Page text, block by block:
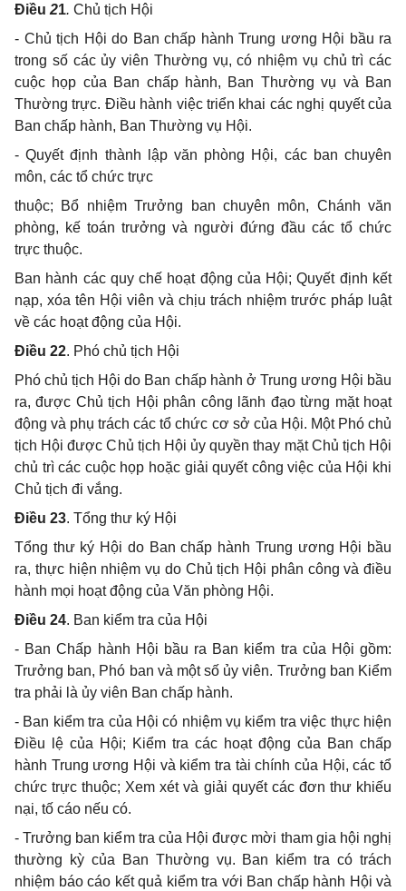
Điều 21. Chủ tịch Hội
- Chủ tịch Hội do Ban chấp hành Trung ương Hội bầu ra
trong số các ủy viên Thường vụ, có nhiệm vụ chủ trì các
cuộc họp của Ban chấp hành, Ban Thường vụ và Ban
Thường trực. Điều hành việc triển khai các nghị quyết của
Ban chấp hành, Ban Thường vụ Hội.
- Quyết định thành lập văn phòng Hội, các ban chuyên
môn, các tổ chức trực
thuộc; Bổ nhiệm Trưởng ban chuyên môn, Chánh văn
phòng, kế toán trưởng và người đứng đầu các tổ chức
trực thuộc.
Ban hành các quy chế hoạt động của Hội; Quyết định kết
nạp, xóa tên Hội viên và chịu trách nhiệm trước pháp luật
về các hoạt động của Hội.
Điều 22. Phó chủ tịch Hội
Phó chủ tịch Hội do Ban chấp hành ở Trung ương Hội bầu
ra, được Chủ tịch Hội phân công lãnh đạo từng mặt hoạt
động và phụ trách các tổ chức cơ sở của Hội. Một Phó chủ
tịch Hội được Chủ tịch Hội ủy quyền thay mặt Chủ tịch Hội
chủ trì các cuộc họp hoặc giải quyết công việc của Hội khi
Chủ tịch đi vắng.
Điều 23. Tổng thư ký Hội
Tổng thư ký Hội do Ban chấp hành Trung ương Hội bầu
ra, thực hiện nhiệm vụ do Chủ tịch Hội phân công và điều
hành mọi hoạt động của Văn phòng Hội.
Điều 24. Ban kiểm tra của Hội
- Ban Chấp hành Hội bầu ra Ban kiểm tra của Hội gồm:
Trưởng ban, Phó ban và một số ủy viên. Trưởng ban Kiểm
tra phải là ủy viên Ban chấp hành.
- Ban kiểm tra của Hội có nhiệm vụ kiểm tra việc thực hiện
Điều lệ của Hội; Kiểm tra các hoạt động của Ban chấp
hành Trung ương Hội và kiểm tra tài chính của Hội, các tổ
chức trực thuộc; Xem xét và giải quyết các đơn thư khiếu
nại, tố cáo nếu có.
- Trưởng ban kiểm tra của Hội được mời tham gia hội nghị
thường kỳ của Ban Thường vụ. Ban kiểm tra có trách
nhiệm báo cáo kết quả kiểm tra với Ban chấp hành Hội và